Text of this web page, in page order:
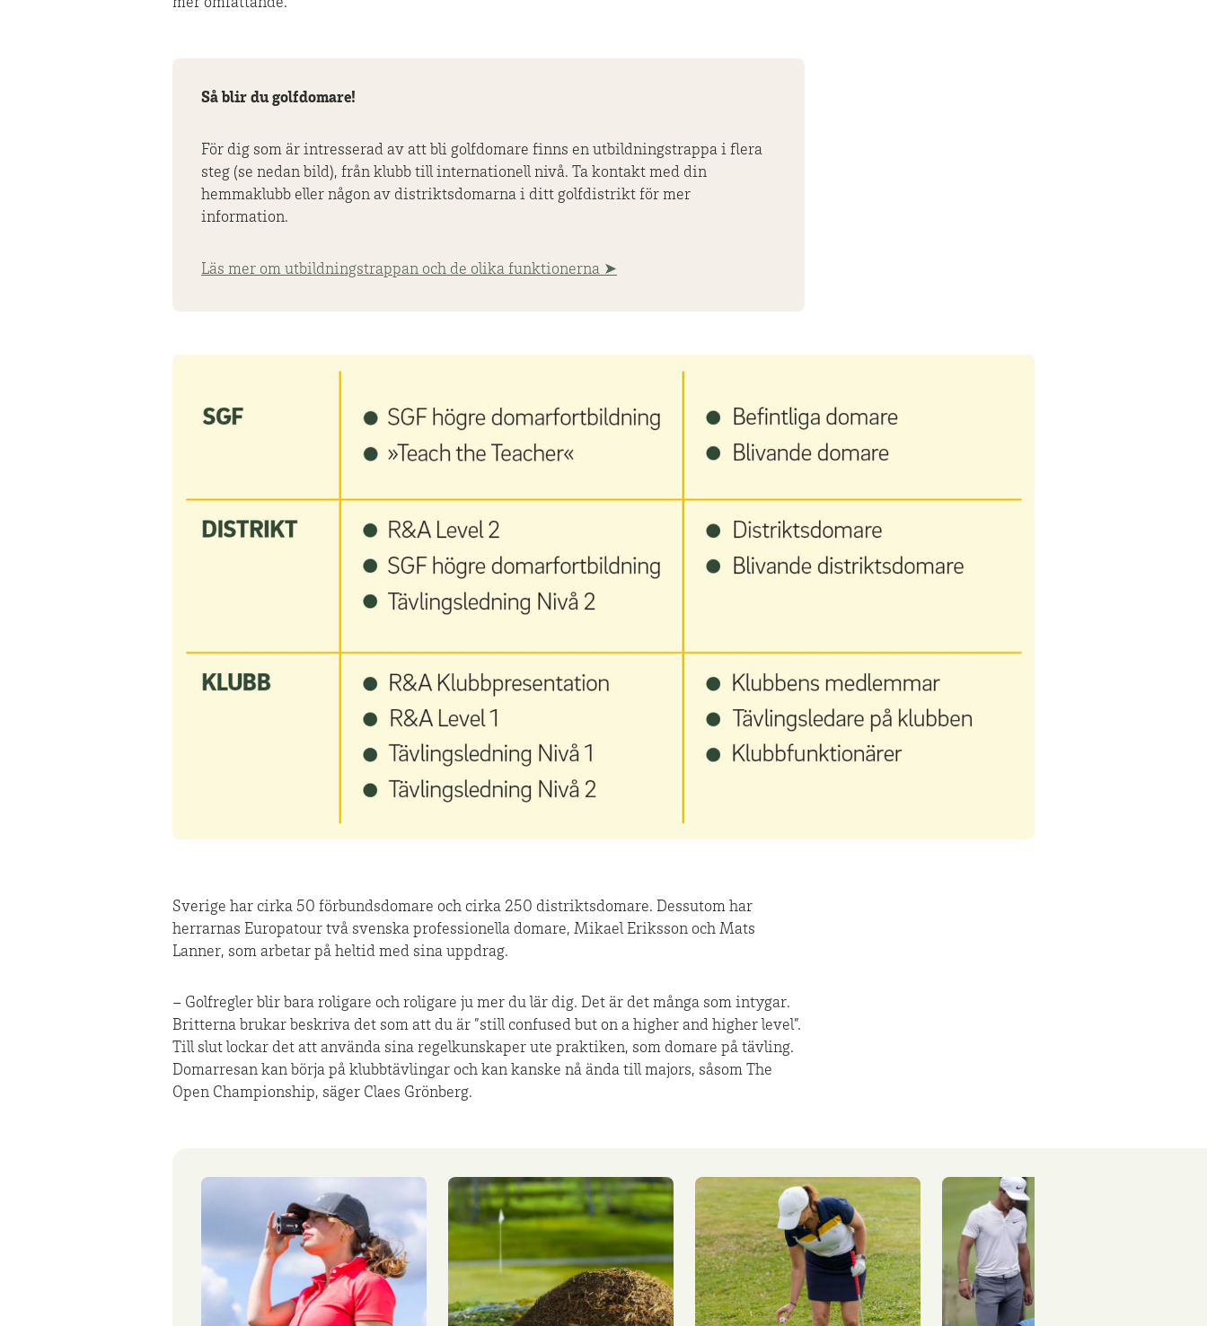
mer omfattande.
Så blir du golfdomare!
För dig som är intresserad av att bli golfdomare finns en utbildningstrappa i flera
steg (se nedan bild), från klubb till internationell nivå. Ta kontakt med din
hemmaklubb eller någon av distriktsdomarna i ditt golfdistrikt för mer
information.
Läs mer om utbildningstrappan och de olika funktionerna ➤
Sverige har cirka 50 förbundsdomare och cirka 250 distriktsdomare. Dessutom har
herrarnas Europatour två svenska professionella domare, Mikael Eriksson och Mats
Lanner, som arbetar på heltid med sina uppdrag.
– Golfregler blir bara roligare och roligare ju mer du lär dig. Det är det många som intygar.
Britterna brukar beskriva det som att du är ”still confused but on a higher and higher level”.
Till slut lockar det att använda sina regelkunskaper ute praktiken, som domare på tävling.
Domarresan kan börja på klubbtävlingar och kan kanske nå ända till majors, såsom The
Open Championship, säger Claes Grönberg.